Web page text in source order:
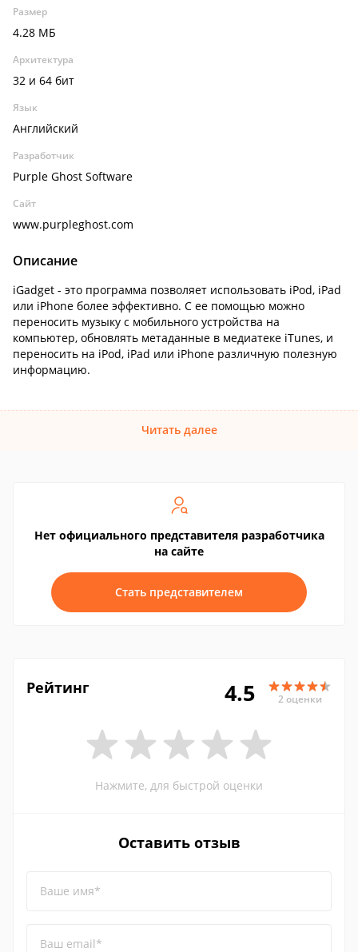
Размер
4.28 МБ
Архитектура
32 и 64 бит
Язык
Английский
Разработчик
Purple Ghost Software
Сайт
www.purpleghost.com
Описание
iGadget - это программа позволяет использовать iPod, iPad
или iPhone более эффективно. С ее помощью можно
переносить музыку с мобильного устройства на
компьютер, обновлять метаданные в медиатеке iTunes, и
переносить на iPod, iPad или iPhone различную полезную
информацию.
Читать далее
Нет официального представителя разработчика
на сайте
Стать представителем
Рейтинг 4.5 2 оценки
Нажмите, для быстрой оценки
Оставить отзыв
Ваше имя*
Ваш email*